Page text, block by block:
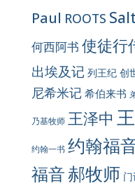
Paul ROOTS Salt
何西阿书 使徒行
出埃及记 列王纪 创
尼希米记 希伯来书
乃基牧师 王泽中
约翰一书 约翰福
福音郝牧师